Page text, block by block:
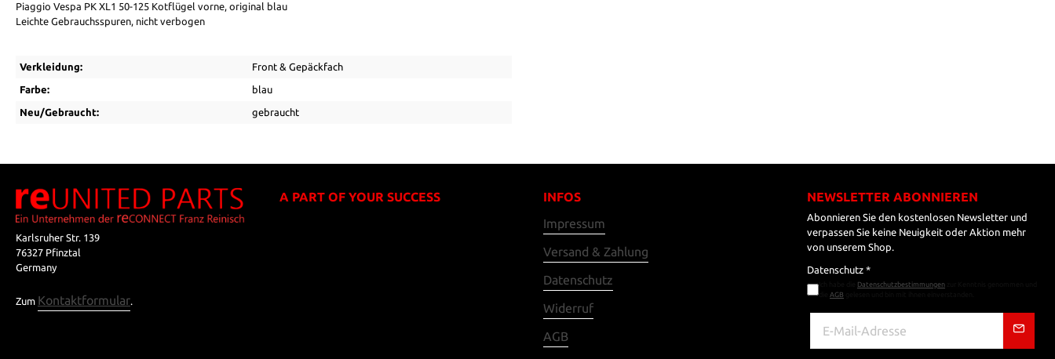
Piaggio Vespa PK XL1 50-125 Kotflügel vorne, original blau
Leichte Gebrauchsspuren, nicht verbogen
Verkleidung: Front & Gepäckfach
Farbe: blau
Neu/Gebraucht: gebraucht
Karlsruher Str. 139
76327 Pfinztal
Germany
Zum Kontaktformular.
A PART OF YOUR SUCCESS
INFOS
Impressum
Versand & Zahlung
Datenschutz
Widerruf
AGB
NEWSLETTER ABONNIEREN
Abonnieren Sie den kostenlosen Newsletter und
verpassen Sie keine Neuigkeit oder Aktion mehr
von unserem Shop.
Datenschutz *
Datenschutzbestimmungen
AGB